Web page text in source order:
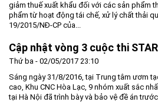
Lao động
Môi trường
Quy hoạch - Xây dựng
Ưu đãi đầu tư
Công nghệ và Sản phẩm
Liên hệ
giảm thuế xuất khẩu đối với các sản phẩm
phẩm từ hoạt động tái chế, xử lý chất thải
19/2015/NĐ-CP của...
Cập nhật vòng 3 cuộc thi
Thứ ba - 02/05/2017 23:10
Sáng ngày 31/8/2016, tại Trung tâm ươm
cao, Khu CNC Hòa Lạc, 9 nhóm xuất sắc
tại Hà Nội đã trình bày và bảo vệ đề án